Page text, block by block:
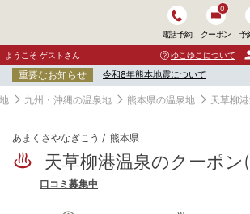
電話予約 クーポン
0
予
ようこそ ゲストさん ゆこゆこについて
重要なお知らせ 令和8年熊本地震について
九州・沖縄の温泉地 熊本県の温泉地 天草柳
あまくさやなぎこう 熊本県
天草柳港温泉のクーポン
口コミ募集中